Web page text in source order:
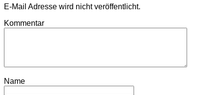
E-Mail Adresse wird nicht veröffentlicht.
Kommentar
Name